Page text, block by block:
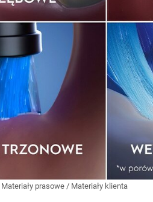
Materiały prasowe / Materiały klienta